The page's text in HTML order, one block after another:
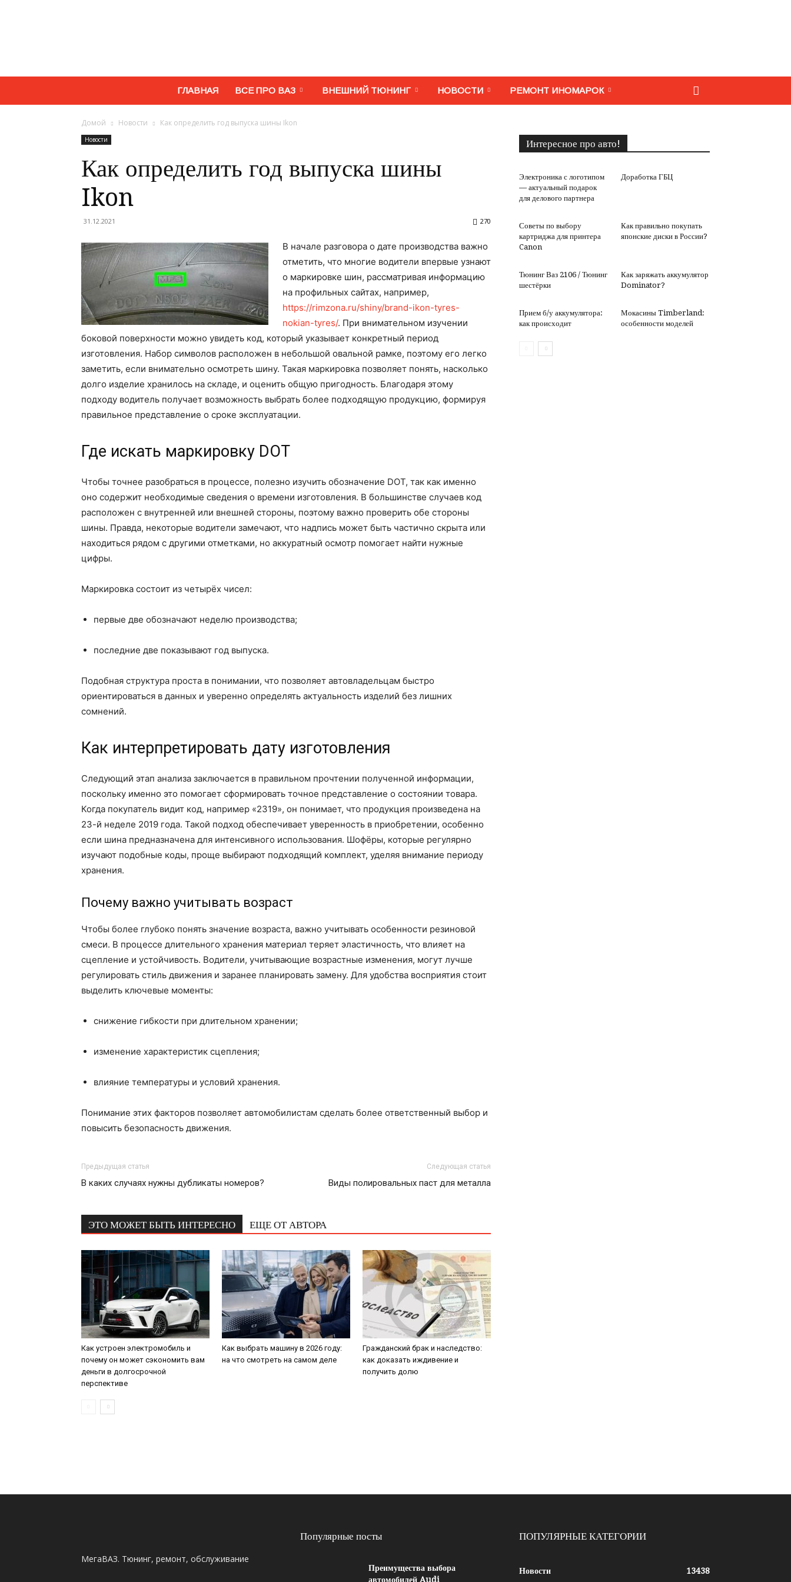
МегаВАЗ.
обслуживание
ГЛАВНАЯ ВСЕ ПРО ВАЗ ВНЕШНИЙ ТЮНИНГ НОВОСТИ РЕМОНТ ИНОМАРОК
Домой Новости Как определить год выпуска шины Ikon
Новости
Как определить год выпуска шины
Ikon
31.12.2021 270
В начале разговора о дате производства важно
отметить, что многие водители впервые узнают
о маркировке шин, рассматривая информацию
на профильных сайтах, например,
https://rimzona.ru/shiny/brand-ikon-tyres-
nokian-tyres/. При внимательном изучении
боковой поверхности можно увидеть код, который указывает конкретный период
изготовления. Набор символов расположен в небольшой овальной рамке, поэтому его легко
заметить, если внимательно осмотреть шину. Такая маркировка позволяет понять, насколько
долго изделие хранилось на складе, и оценить общую пригодность. Благодаря этому
подходу водитель получает возможность выбрать более подходящую продукцию, формируя
правильное представление о сроке эксплуатации.
Где искать маркировку DOT
Чтобы точнее разобраться в процессе, полезно изучить обозначение DOT, так как именно
оно содержит необходимые сведения о времени изготовления. В большинстве случаев код
расположен с внутренней или внешней стороны, поэтому важно проверить обе стороны
шины. Правда, некоторые водители замечают, что надпись может быть частично скрыта или
находиться рядом с другими отметками, но аккуратный осмотр помогает найти нужные
цифры.
Маркировка состоит из четырёх чисел:
первые две обозначают неделю производства;
последние две показывают год выпуска.
Подобная структура проста в понимании, что позволяет автовладельцам быстро
ориентироваться в данных и уверенно определять актуальность изделий без лишних
сомнений.
Как интерпретировать дату изготовления
Следующий этап анализа заключается в правильном прочтении полученной информации,
поскольку именно это помогает сформировать точное представление о состоянии товара.
Когда покупатель видит код, например «2319», он понимает, что продукция произведена на
23-й неделе 2019 года. Такой подход обеспечивает уверенность в приобретении, особенно
если шина предназначена для интенсивного использования. Шофёры, которые регулярно
изучают подобные коды, проще выбирают подходящий комплект, уделяя внимание периоду
хранения.
Почему важно учитывать возраст
Чтобы более глубоко понять значение возраста, важно учитывать особенности резиновой
смеси. В процессе длительного хранения материал теряет эластичность, что влияет на
сцепление и устойчивость. Водители, учитывающие возрастные изменения, могут лучше
регулировать стиль движения и заранее планировать замену. Для удобства восприятия стоит
выделить ключевые моменты:
снижение гибкости при длительном хранении;
изменение характеристик сцепления;
влияние температуры и условий хранения.
Понимание этих факторов позволяет автомобилистам сделать более ответственный выбор и
повысить безопасность движения.
Предыдущая статья
В каких случаях нужны дубликаты номеров?
Следующая статья
Виды полировальных паст для металла
ЭТО МОЖЕТ БЫТЬ ИНТЕРЕСНО ЕЩЕ ОТ АВТОРА
Как устроен электромобиль и
почему он может сэкономить вам
деньги в долгосрочной
перспективе
Как выбрать машину в 2026 году:
на что смотреть на самом деле
Гражданский брак и наследство:
как доказать иждивение и
получить долю
Интересное про авто!
Электроника с логотипом
— актуальный подарок
для делового партнера
Доработка ГБЦ
Советы по выбору
картриджа для принтера
Canon
Как правильно покупать
японские диски в России?
Тюнинг Ваз 2106 / Тюнинг
шестёрки
Как заряжать аккумулятор
Dominator?
Прием б/у аккумулятора:
как происходит
Мокасины Timberland:
особенности моделей
МегаВАЗ. Тюнинг, ремонт, обслуживание
Популярные посты
Преимущества выбора
автомобилей Audi
ПОПУЛЯРНЫЕ КАТЕГОРИИ
Новости 13438